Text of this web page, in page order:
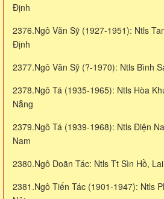
Định
2376.Ngô Văn Sỹ (1927-1951): Ntls
Định
2377.Ngô Văn Sỹ (?-1970): Ntls Bình
2378.Ngô Tá (1935-1965): Ntls Hòa
Nẵng
2379.Ngô Tá (1939-1968): Ntls Điện
Nam
2380.Ngô Doãn Tác: Ntls Tt Sìn Hồ,
2381.Ngô Tiến Tác (1901-1947): Ntls